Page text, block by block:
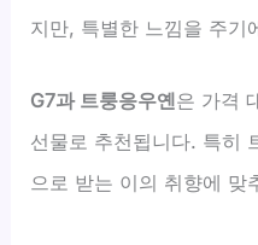
지만, 특별한 느낌을 주기
G7과 트룽응우옌은 가격
선물로 추천됩니다. 특히
으로 받는 이의 취향에 맞